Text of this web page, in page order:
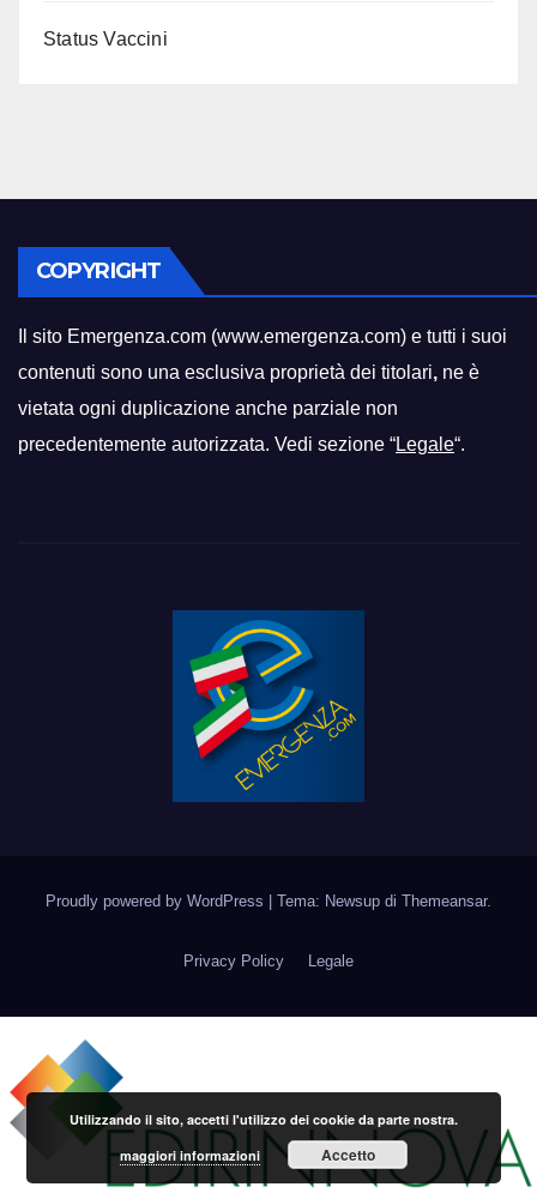
Status Vaccini
COPYRIGHT
Il sito Emergenza.com (www.emergenza.com) e tutti i suoi
contenuti sono una esclusiva proprietà dei titolari, ne è
vietata ogni duplicazione anche parziale non
precedentemente autorizzata. Vedi sezione “Legale“.
Proudly powered by WordPress | Tema: Newsup di Themeansar.
Privacy Policy Legale
Utilizzando il sito, accetti l'utilizzo dei cookie da parte nostra.
maggiori informazioni
Accetto